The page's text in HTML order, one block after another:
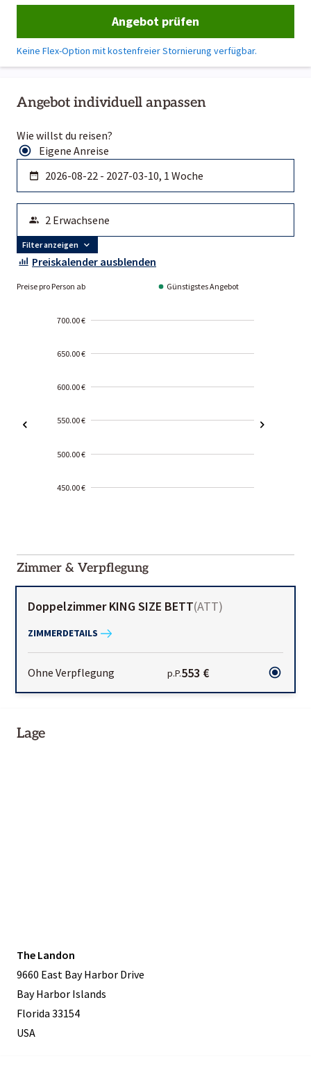
Angebot individuell anpassen
Wie willst du reisen?
Eigene Anreise
Filter anzeigen
Preiskalender ausblenden
Preise pro Person ab Günstigstes Angebot
700.00 €
650.00 €
600.00 €
550.00 €
500.00 €
450.00 €
01-02
Zimmer & Verpflegung
Doppelzimmer KING SIZE BETT(ATT)
ZIMMERDETAILS
Ohne Verpflegung p.P.553 €
Lage
The Landon
9660 East Bay Harbor Drive
Bay Harbor Islands
Florida 33154
USA
Angebot prüfen
Keine Flex-Option mit kostenfreier Stornierung verfügbar.